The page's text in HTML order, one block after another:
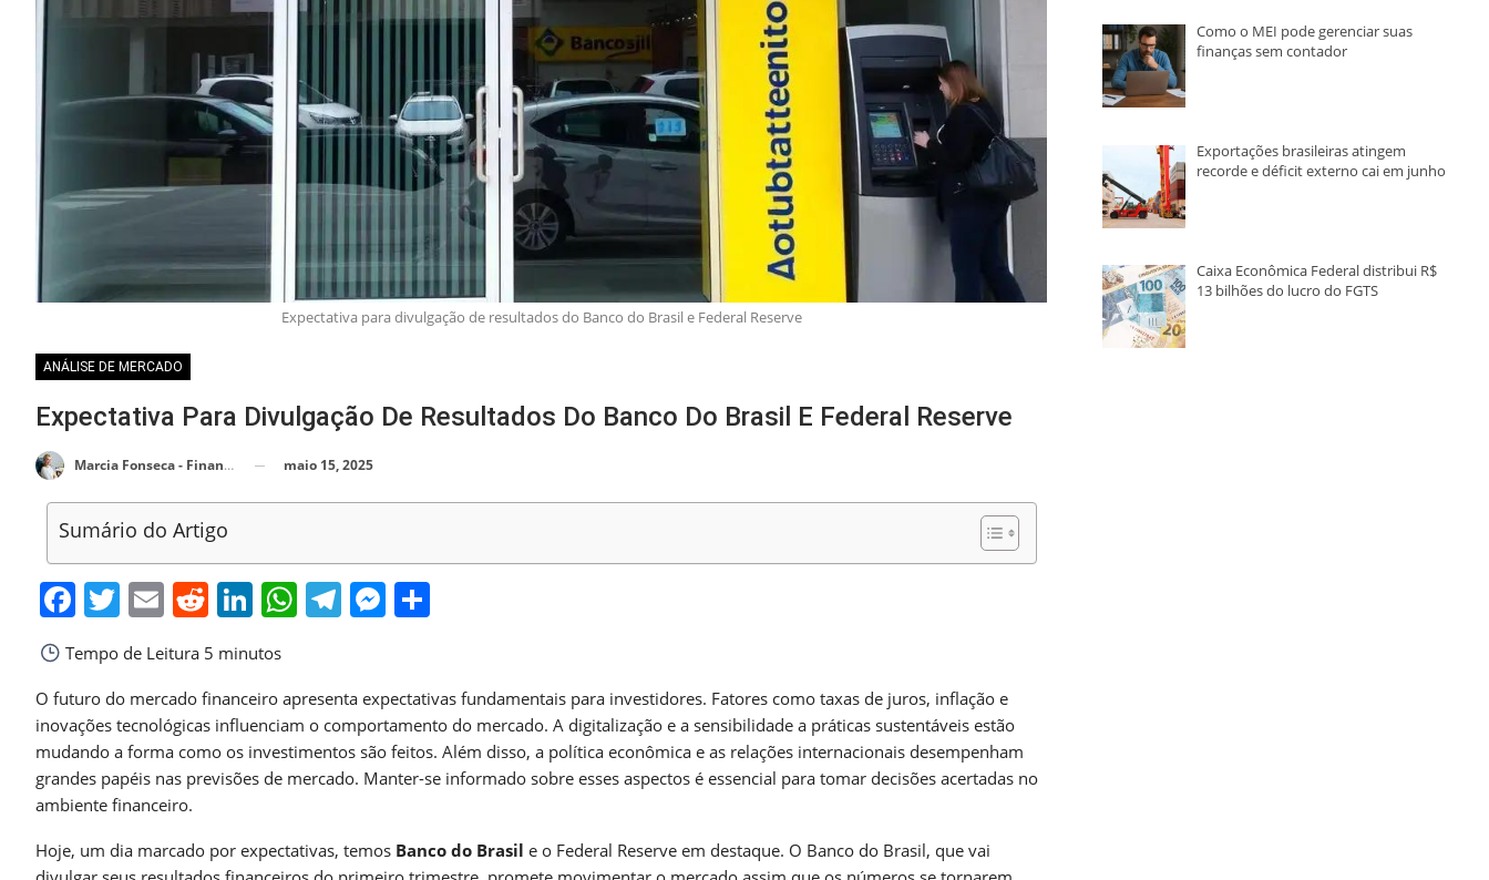
Expectativa para divulgação de resultados do Banco do Brasil e Federal Reserve
ANÁLISE DE MERCADO
Expectativa Para Divulgação De Resultados Do Banco Do Brasil E Federal Reserve
Marcia Fonseca - Financial Consultant maio 15, 2025
Sumário do Artigo
Facebook
Twitter
EmailReddit
LinkedIn
WhatsApp
Telegram
Messenger
Tempo de Leitura 5 minutos
O futuro do mercado financeiro apresenta expectativas fundamentais para investidores. Fatores como taxas de juros, inflação e
inovações tecnológicas influenciam o comportamento do mercado. A digitalização e a sensibilidade a práticas sustentáveis estão
mudando a forma como os investimentos são feitos. Além disso, a política econômica e as relações internacionais desempenham
grandes papéis nas previsões de mercado. Manter-se informado sobre esses aspectos é essencial para tomar decisões acertadas no
ambiente financeiro.
Hoje, um dia marcado por expectativas, temos Banco do Brasil e o Federal Reserve em destaque. O Banco do Brasil, que vai
Como o MEI pode gerenciar suas
finanças sem contador
Exportações brasileiras atingem
recorde e déficit externo cai em junho
Caixa Econômica Federal distribui R$
13 bilhões do lucro do FGTS